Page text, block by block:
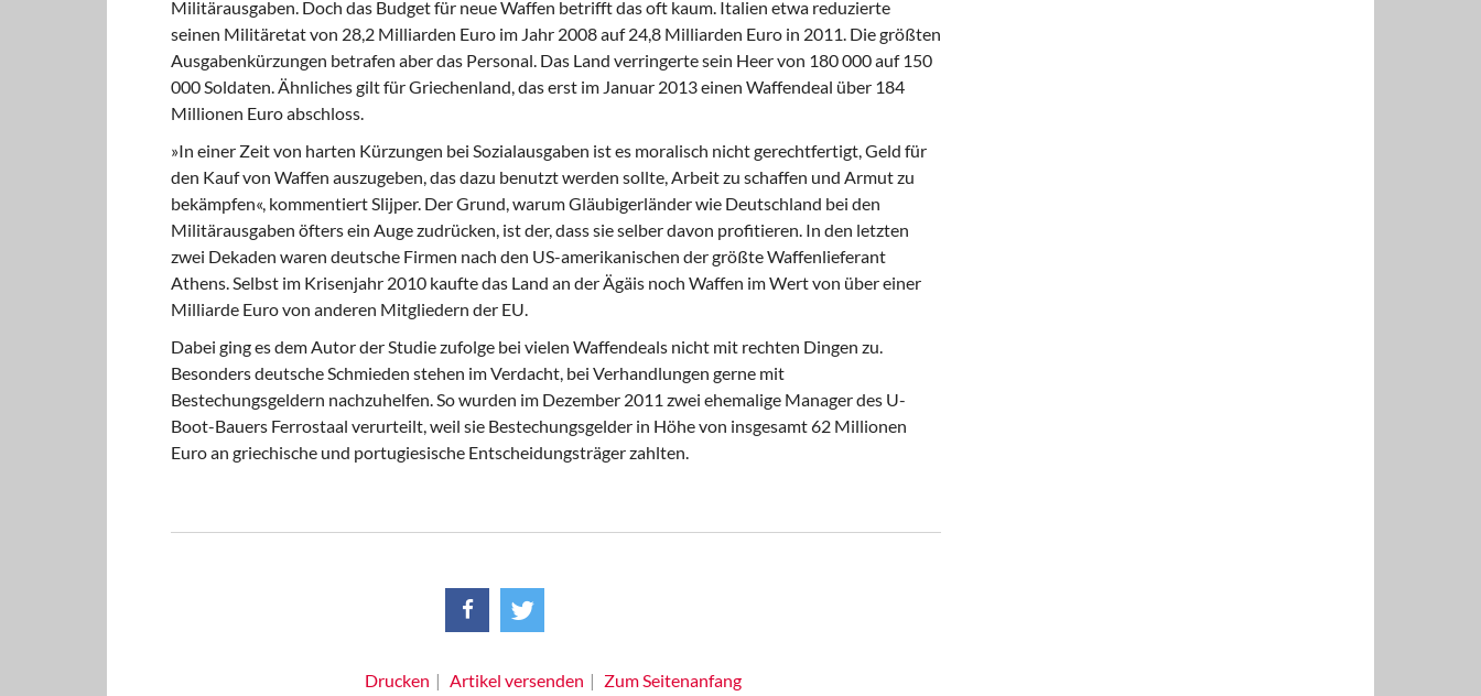
Militärausgaben. Doch das Budget für neue Waffen betrifft das oft kaum. Italien etwa reduzierte
seinen Militäretat von 28,2 Milliarden Euro im Jahr 2008 auf 24,8 Milliarden Euro in 2011. Die größten
Ausgabenkürzungen betrafen aber das Personal. Das Land verringerte sein Heer von 180 000 auf 150
000 Soldaten. Ähnliches gilt für Griechenland, das erst im Januar 2013 einen Waffendeal über 184
Millionen Euro abschloss.
»In einer Zeit von harten Kürzungen bei Sozialausgaben ist es moralisch nicht gerechtfertigt, Geld für
den Kauf von Waffen auszugeben, das dazu benutzt werden sollte, Arbeit zu schaffen und Armut zu
bekämpfen«, kommentiert Slijper. Der Grund, warum Gläubigerländer wie Deutschland bei den
Militärausgaben öfters ein Auge zudrücken, ist der, dass sie selber davon profitieren. In den letzten
zwei Dekaden waren deutsche Firmen nach den US-amerikanischen der größte Waffenlieferant
Athens. Selbst im Krisenjahr 2010 kaufte das Land an der Ägäis noch Waffen im Wert von über einer
Milliarde Euro von anderen Mitgliedern der EU.
Dabei ging es dem Autor der Studie zufolge bei vielen Waffendeals nicht mit rechten Dingen zu.
Besonders deutsche Schmieden stehen im Verdacht, bei Verhandlungen gerne mit
Bestechungsgeldern nachzuhelfen. So wurden im Dezember 2011 zwei ehemalige Manager des U-
Boot-Bauers Ferrostaal verurteilt, weil sie Bestechungsgelder in Höhe von insgesamt 62 Millionen
Euro an griechische und portugiesische Entscheidungsträger zahlten.
Drucken Artikel versenden Zum Seitenanfang